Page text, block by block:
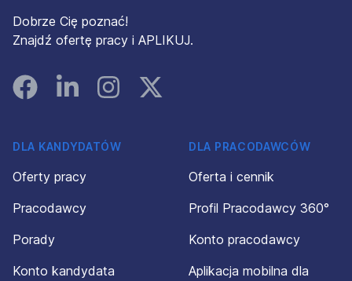
Dobrze Cię poznać!
Znajdź ofertę pracy i APLIKUJ.
FacebookLinked InInstagramInstagram
DLA KANDYDATÓW
Oferty pracy
Pracodawcy
Porady
Konto kandydata
DLA PRACODAWCÓW
Oferta i cennik
Profil Pracodawcy 360°
Konto pracodawcy
Aplikacja mobilna dla